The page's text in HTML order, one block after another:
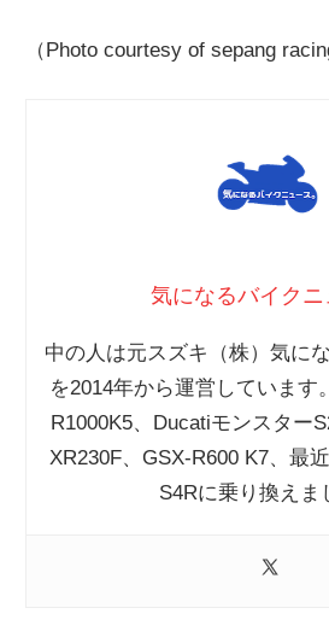
（Photo courtesy of sepang
気になるバイクニ
中の人は元スズキ（株）気に
を2014年から運営しています
R1000K5、Ducatiモンスター
XR230F、GSX-R600 K7、最
S4Rに乗り換えま